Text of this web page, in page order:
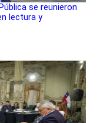
se reunieron
lectura y